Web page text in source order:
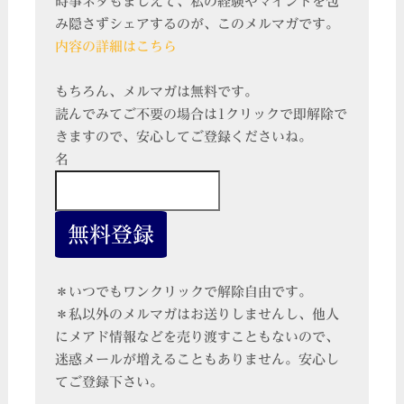
み隠さずシェアするのが、このメルマガです。
内容の詳細はこちら
もちろん、メルマガは無料です。
読んでみてご不要の場合は1クリックで即解除で
きますので、安心してご登録くださいね。
名
＊いつでもワンクリックで解除自由です。
＊私以外のメルマガはお送りしませんし、他人
にメアド情報などを売り渡すこともないので、
迷惑メールが増えることもありません。安心し
てご登録下さい。